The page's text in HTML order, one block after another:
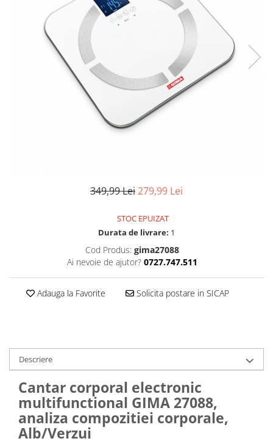
Pulsoximetre de deget
Pulsoximetre profesionale
Accesorii
Monitorizare medicala
Spirometre portabile
Suporturi ortopedice si orteze
Uscatoare
Perii electrice
Articole ingrijire copii
Aspiratoare nazale
Incalzitoare si sterilizatoare
349,99 Lei279,99 Lei
STOC EPUIZAT
Durata de livrare: 1
Cod Produs: gima27088
Ai nevoie de ajutor? 0727.747.511
Adauga la Favorite Solicita postare in SICAP
Descriere
Cantar corporal electronic
multifunctional GIMA 27088,
analiza compozitiei corporale,
Alb/Verzui